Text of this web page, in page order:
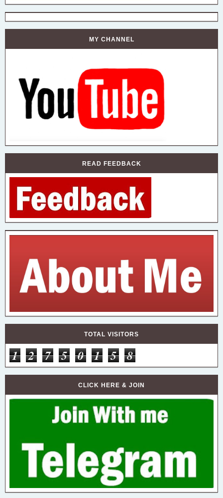
MY CHANNEL
READ FEEDBACK
TOTAL VISITORS
1 2 7 5 0 1 5 8
CLICK HERE & JOIN